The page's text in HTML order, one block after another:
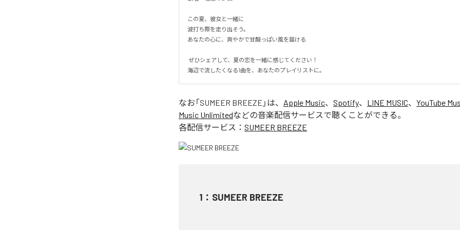
この夏、彼女と一緒に
波打ち際を走り出そう。
あなたの心に、爽やかで甘酸っぱい風を届ける
海辺で流したくなる1曲を、あなたのプレイリストに。
なお「SUMEER BREEZE 」は、 Apple Music、 Spotify、 LINE MUSIC、 YouTube
Music Unlimitedなどの音楽配信サービスで聴くことができる。
各配信サービス： SUMEER BREEZE
1 ： SUMEER BREEZE